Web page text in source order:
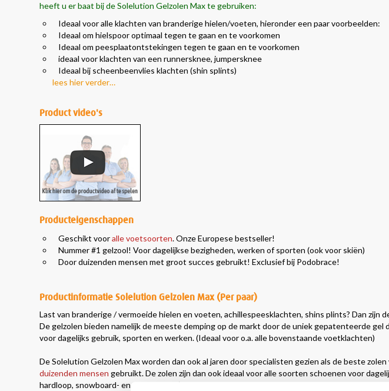
heeft u er baat bij de Solelution Gelzolen Max te gebruiken:
Ideaal voor alle klachten van branderige hielen/voeten, hieronder een paar voorbeelden:
Ideaal om hielspoor optimaal tegen te gaan en te voorkomen
Ideaal om peesplaatontstekingen tegen te gaan en te voorkomen
ideaal voor klachten van een runnersknee, jumpersknee
Ideaal bij scheenbeenvlies klachten (shin splints)
lees hier verder…
Product video's
Producteigenschappen
Geschikt vooralle voetsoorten. Onze Europese bestseller!
Nummer #1 gelzool! Voor dagelijkse bezigheden, werken of sporten (ook voor skiën)
Door duizenden mensen met groot succes gebruikt! Exclusief bij Podobrace!
Productinformatie Solelution Gelzolen Max (Per paar)
Last van branderige / vermoeide hielen en voeten, achillespeesklachten, shins plints? Dan zijn
De gelzolen bieden namelijk de meeste demping op de markt door de uniek gepatenteerdegel
voor dagelijks gebruik, sporten en werken. (Ideaal voor o.a. alle bovenstaande voetklachten)
De Solelution Gelzolen Max worden dan ook al jaren door specialisten gezien als de beste zolen
duizenden mensen gebruikt. De zolen zijn dan ook ideaal voor alle soorten schoenen voor
hardloop, snowboard- en skischoenen). De